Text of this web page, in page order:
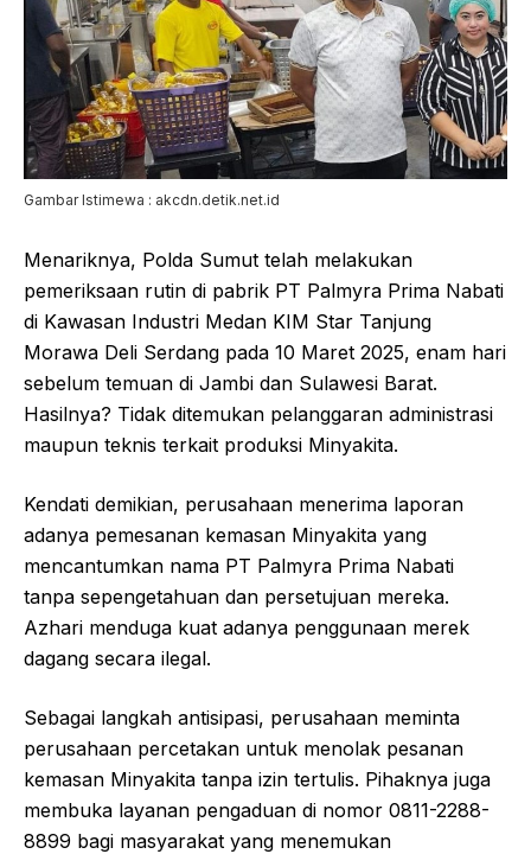
Gambar Istimewa : akcdn.detik.net.id
Menariknya, Polda Sumut telah melakukan
pemeriksaan rutin di pabrik PT Palmyra Prima Nabati
di Kawasan Industri Medan KIM Star Tanjung
Morawa Deli Serdang pada 10 Maret 2025, enam hari
sebelum temuan di Jambi dan Sulawesi Barat.
Hasilnya? Tidak ditemukan pelanggaran administrasi
maupun teknis terkait produksi Minyakita.
Kendati demikian, perusahaan menerima laporan
adanya pemesanan kemasan Minyakita yang
mencantumkan nama PT Palmyra Prima Nabati
tanpa sepengetahuan dan persetujuan mereka.
Azhari menduga kuat adanya penggunaan merek
dagang secara ilegal.
Sebagai langkah antisipasi, perusahaan meminta
perusahaan percetakan untuk menolak pesanan
kemasan Minyakita tanpa izin tertulis. Pihaknya juga
membuka layanan pengaduan di nomor 0811-2288-
8899 bagi masyarakat yang menemukan